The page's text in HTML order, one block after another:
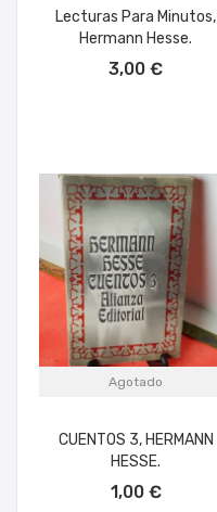
Lecturas Para Minutos,
Hermann Hesse.
3,00 €
Agotado
CUENTOS 3, HERMANN
HESSE.
1,00 €